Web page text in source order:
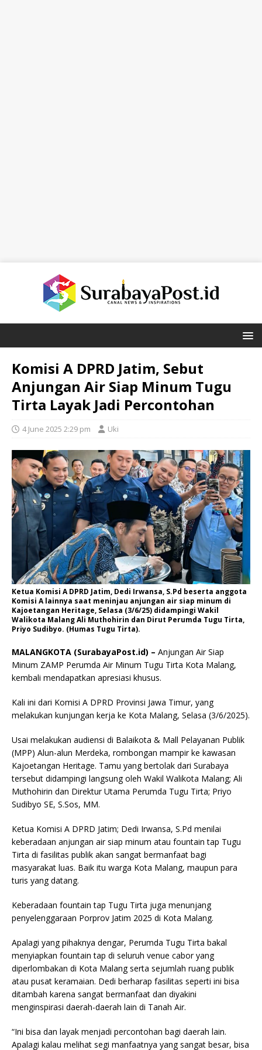
Komisi A DPRD Jatim, Sebut
Anjungan Air Siap Minum Tugu
Tirta Layak Jadi Percontohan
4 June 2025 2:29 pm Uki
Ketua Komisi A DPRD Jatim, Dedi Irwansa, S.Pd beserta anggota
Komisi A lainnya saat meninjau anjungan air siap minum di
Kajoetangan Heritage, Selasa (3/6/25) didampingi Wakil
Walikota Malang Ali Muthohirin dan Dirut Perumda Tugu Tirta,
Priyo Sudibyo. (Humas Tugu Tirta).
MALANGKOTA (SurabayaPost.id) – Anjungan Air Siap
Minum ZAMP Perumda Air Minum Tugu Tirta Kota Malang,
kembali mendapatkan apresiasi khusus.
Kali ini dari Komisi A DPRD Provinsi Jawa Timur, yang
melakukan kunjungan kerja ke Kota Malang, Selasa (3/6/2025).
Usai melakukan audiensi di Balaikota & Mall Pelayanan Publik
(MPP) Alun-alun Merdeka, rombongan mampir ke kawasan
Kajoetangan Heritage. Tamu yang bertolak dari Surabaya
tersebut didampingi langsung oleh Wakil Walikota Malang; Ali
Muthohirin dan Direktur Utama Perumda Tugu Tirta; Priyo
Sudibyo SE, S.Sos, MM.
Ketua Komisi A DPRD Jatim; Dedi Irwansa, S.Pd menilai
keberadaan anjungan air siap minum atau fountain tap Tugu
Tirta di fasilitas publik akan sangat bermanfaat bagi
masyarakat luas. Baik itu warga Kota Malang, maupun para
turis yang datang.
Keberadaan fountain tap Tugu Tirta juga menunjang
penyelenggaraan Porprov Jatim 2025 di Kota Malang.
Apalagi yang pihaknya dengar, Perumda Tugu Tirta bakal
menyiapkan fountain tap di seluruh venue cabor yang
diperlombakan di Kota Malang serta sejumlah ruang publik
atau pusat keramaian. Dedi berharap fasilitas seperti ini bisa
ditambah karena sangat bermanfaat dan diyakini
menginspirasi daerah-daerah lain di Tanah Air.
“Ini bisa dan layak menjadi percontohan bagi daerah lain.
Apalagi kalau melihat segi manfaatnya yang sangat besar, bisa